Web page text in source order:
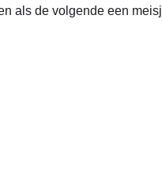
als de volgende een